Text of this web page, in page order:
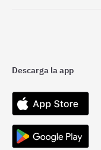
Descarga la app